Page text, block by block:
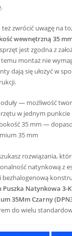
zwrócić uwagę na
wewnętrzną 35
jest zgodna z
temu montaż nie
dają się ułożyć w
— możliwość
w jednym punkcie
35 mm —
35 mm
rozwiązania,
natynkową z
bezhalogenową
Puszka Natynkowa 3-
35Mm Czarny
do wielu